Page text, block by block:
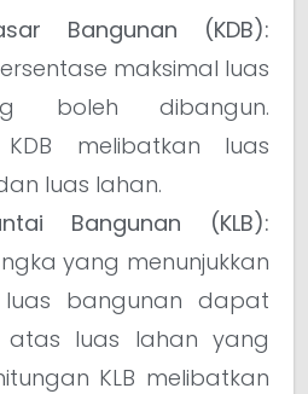
Bangunan (KDB):
maksimal luas
boleh dibangun.
KDB melibatkan luas
luas lahan.
Bangunan (KLB):
yang menunjukkan
bangunan dapat
luas lahan yang
KLB melibatkan